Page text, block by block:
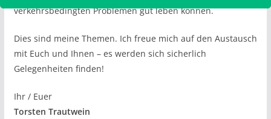
verkehrsbedingten Problemen gut leben können.
Dies sind meine Themen. Ich freue mich auf den Austausch
mit Euch und Ihnen – es werden sich sicherlich
Gelegenheiten finden!
Ihr / Euer
Torsten Trautwein